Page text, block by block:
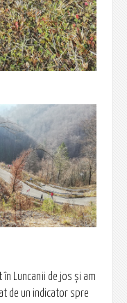
în Luncanii de jos și am
de un indicator spre